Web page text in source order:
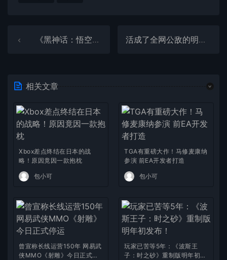
《黑神话：悟空》杨奇新动态引爆社区！玩家们狂催DLC 活成了全网公敌的明末 给国产单机圈上了一堂课
相关文章
Xbox差点终结在日本的战
略！原因竟因一款抱枕
包小可
TGA有重磅大作！马修麦康纳
参演 前EA开发者打造
包小可
曾宣称长线运营150年 网易武
侠MMO《射雕》今日正式停
玩家已苦等5年：《波斯王
子：时之砂》重制版明年初发